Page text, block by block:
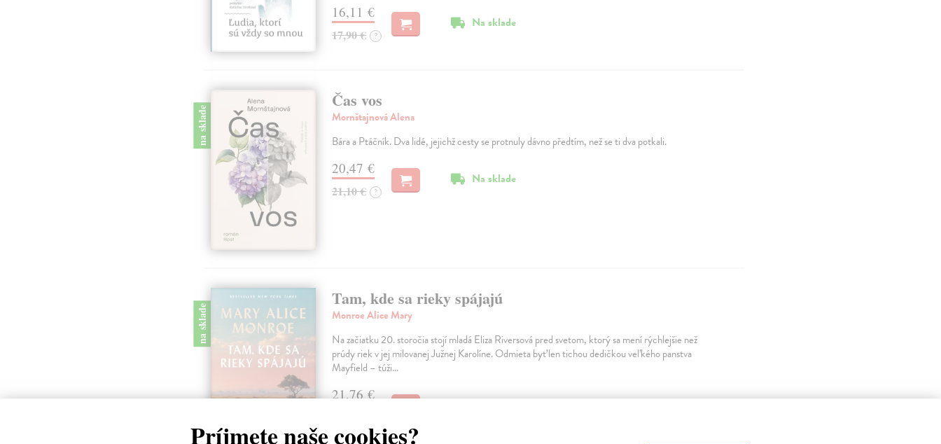
Príjmete naše cookies?
16,11 €
17,90 € ?
Na sklade
na sklade
Čas vos
Mornštajnová Alena
Bára a Ptáčník. Dva lidé, jejichž cesty se protnuly dávno předtím, než se ti dva potkali.
20,47 €
21,10 € ?
Na sklade
na sklade
Tam, kde sa rieky spájajú
Monroe Alice Mary
Na začiatku 20. storočia stojí mladá Eliza Riversová pred svetom, ktorý sa mení rýchlejšie než
prúdy riek v jej milovanej Južnej Karolíne. Odmieta byť len tichou dedičkou veľkého panstva
Mayfield – túži…
21,76 €